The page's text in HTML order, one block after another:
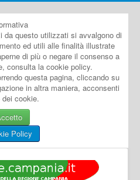
questo utilizzati si avvalgono di
ed utili alle finalità illustrate
di più o negare il consenso a
consulta la cookie policy.
questa pagina, cliccando su
in altra maniera, acconsenti
dei cookie.
Policy